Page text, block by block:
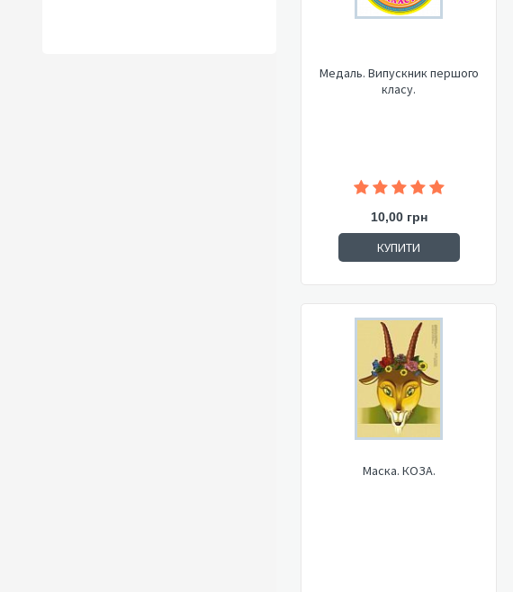
Медаль. Випускник першого
класу.
10,00 грн
КУПИТИ
Маска. КОЗА.